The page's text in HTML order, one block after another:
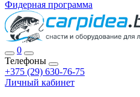
Фидерная программа
0
Телефоны
+375 (29) 630-76-75
Личный кабинет